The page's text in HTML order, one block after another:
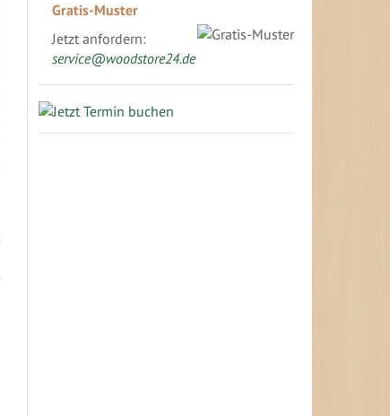
Gratis-Muster
Jetzt anfordern:
service@woodstore24.de